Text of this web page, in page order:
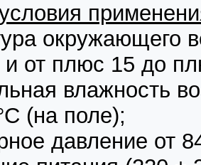
окружающего
и от плюс 15 до
влажность
(на поле);
давление от